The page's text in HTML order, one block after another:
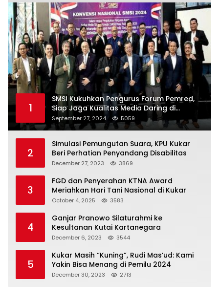
1
SMSI Kukuhkan Pengurus Forum Pemred,
Siap Jaga Kualitas Media Daring di
Indonesia
September 27, 2024 5059
2
Simulasi Pemungutan Suara, KPU Kukar
Beri Perhatian Penyandang Disabilitas
December 27, 2023 3869
3
FGD dan Penyerahan KTNA Award
Meriahkan Hari Tani Nasional di Kukar
October 4, 2025 3583
4
Ganjar Pranowo Silaturahmi ke
Kesultanan Kutai Kartanegara
December 6, 2023 3544
5
Kukar Masih “Kuning”, Rudi Mas’ud: Kami
Yakin Bisa Menang di Pemilu 2024
December 30, 2023 2713